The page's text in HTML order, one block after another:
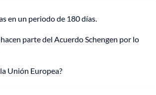
en un periodo de 180 días.
parte del Acuerdo Schengen por lo
Unión Europea?